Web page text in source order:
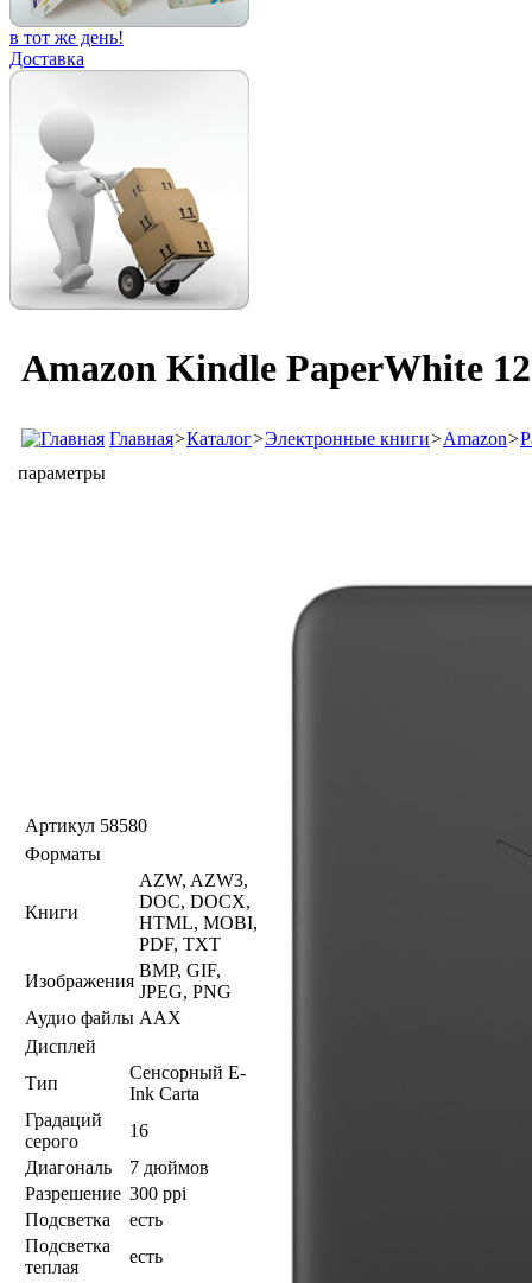
в тот же день!
Доставка
Amazon Kindle PaperWhite
Главная>Каталог>Электронные книги>Amazon>
параметры
Артикул 58580
Форматы
Книги
AZW, AZW3,
DOC, DOCX,
HTML, MOBI,
PDF, TXT
Изображения
BMP, GIF,
JPEG, PNG
Аудио файлы AAX
Дисплей
Тип
Сенсорный E-
Ink Carta
Градаций
серого
16
Диагональ
7 дюймов
Разрешение 300 ppi
Подсветка
есть
Подсветка
теплая
есть